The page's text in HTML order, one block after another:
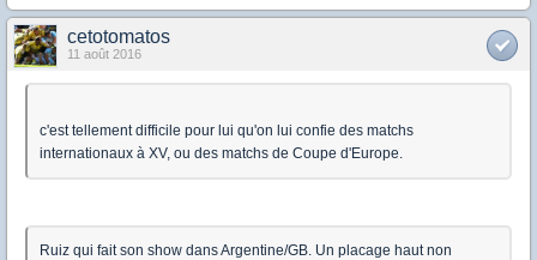
cetotomatos
11 août 2016
c'est tellement difficile pour lui qu'on lui confie des matchs
internationaux à XV, ou des matchs de Coupe d'Europe.
Ruiz qui fait son show dans Argentine/GB. Un placage haut non